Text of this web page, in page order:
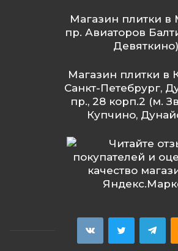
Магазин плитки в
пр. Авиаторов
Девяткино)
Магазин плитки в
Санкт-Петебрург,
пр., 28 корп.2 (м.
Купчино,